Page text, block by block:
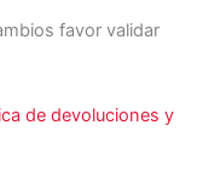
favor validar
de devoluciones y